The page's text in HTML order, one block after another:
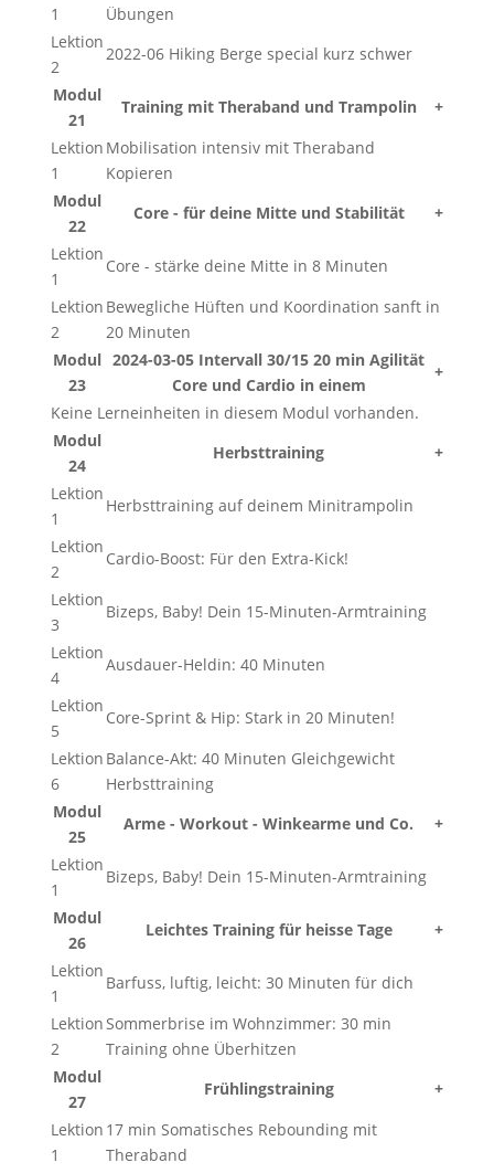
1
Übungen
Lektion
2
2022-06 Hiking Berge special kurz schwer
Modul
21
Training mit Theraband und Trampolin
+
Lektion
1
Mobilisation intensiv mit Theraband
Kopieren
Modul
22
Core - für deine Mitte und Stabilität
+
Lektion
1
Core - stärke deine Mitte in 8 Minuten
Lektion
2
Bewegliche Hüften und Koordination sanft in
20 Minuten
Modul
23
2024-03-05 Intervall 30/15 20 min Agilität
Core und Cardio in einem
+
Keine Lerneinheiten in diesem Modul vorhanden.
Modul
24
Herbsttraining
+
Lektion
1
Herbsttraining auf deinem Minitrampolin
Lektion
2
Cardio-Boost: Für den Extra-Kick!
Lektion
3
Bizeps, Baby! Dein 15-Minuten-Armtraining
Lektion
4
Ausdauer-Heldin: 40 Minuten
Lektion
5
Core-Sprint & Hip: Stark in 20 Minuten!
Lektion
6
Balance-Akt: 40 Minuten Gleichgewicht
Herbsttraining
Modul
25
Arme - Workout - Winkearme und Co.
+
Lektion
1
Bizeps, Baby! Dein 15-Minuten-Armtraining
Modul
26
Leichtes Training für heisse Tage
+
Lektion
1
Barfuss, luftig, leicht: 30 Minuten für dich
Lektion
2
Sommerbrise im Wohnzimmer: 30 min
Training ohne Überhitzen
Modul
27
Frühlingstraining
+
Lektion
1
17 min Somatisches Rebounding mit
Theraband